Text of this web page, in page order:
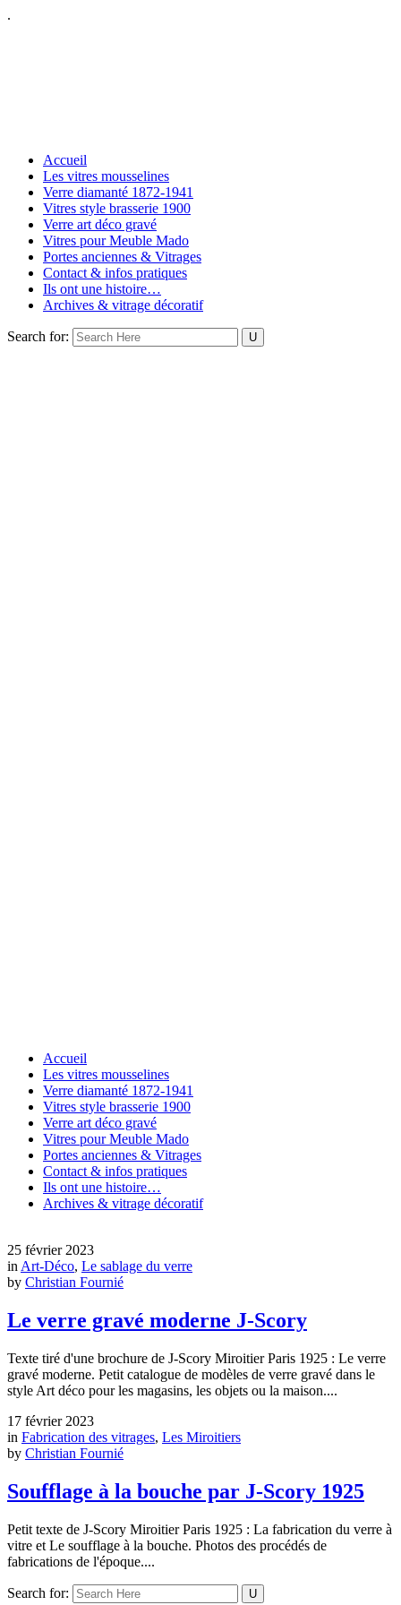
.
Accueil
Les vitres mousselines
Verre diamanté 1872-1941
Vitres style brasserie 1900
Verre art déco gravé
Vitres pour Meuble Mado
Portes anciennes & Vitrages
Contact & infos pratiques
Ils ont une histoire…
Archives & vitrage décoratif
Search for:
Accueil
Les vitres mousselines
Verre diamanté 1872-1941
Vitres style brasserie 1900
Verre art déco gravé
Vitres pour Meuble Mado
Portes anciennes & Vitrages
Contact & infos pratiques
Ils ont une histoire…
Archives & vitrage décoratif
25 février 2023
in Art-Déco, Le sablage du verre
by Christian Fournié
Le verre gravé moderne J-Scory
Texte tiré d'une brochure de J-Scory Miroitier Paris 1925 : Le verre
gravé moderne. Petit catalogue de modèles de verre gravé dans le
style Art déco pour les magasins, les objets ou la maison....
17 février 2023
in Fabrication des vitrages, Les Miroitiers
by Christian Fournié
Soufflage à la bouche par J-Scory 1925
Petit texte de J-Scory Miroitier Paris 1925 : La fabrication du verre à
vitre et Le soufflage à la bouche. Photos des procédés de
fabrications de l'époque....
Search for: